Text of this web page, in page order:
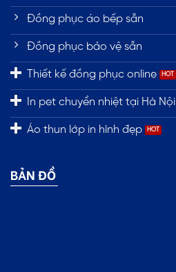
Đồng phục áo bếp sẵn
Đồng phục bảo vệ sẵn
Thiết kế đồng phục online
In pet chuyển nhiệt tại Hà Nội
Áo thun lớp in hình đẹp
BẢN ĐỒ